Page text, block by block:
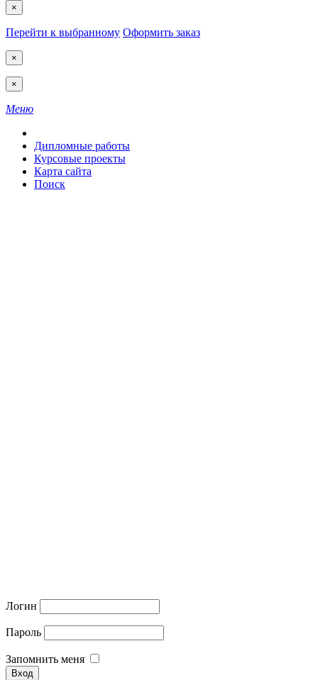
×
Перейти к выбранному Оформить заказ
×
×
Меню
Дипломные работы
Курсовые проекты
Карта сайта
Поиск
Логин
Пароль
Запомнить меня